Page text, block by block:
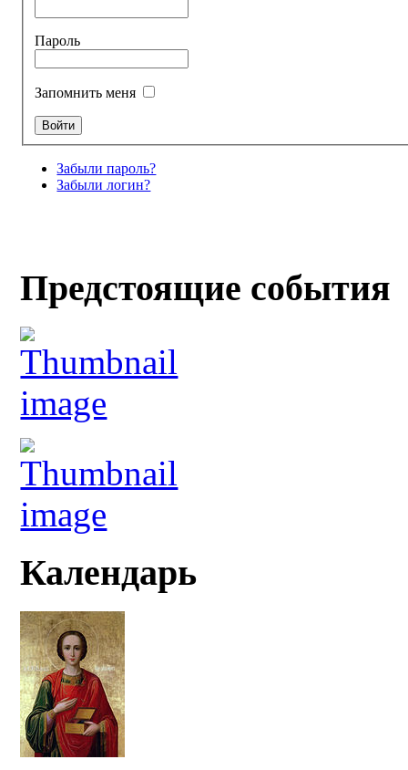
Пароль
Запомнить меня
Забыли пароль?
Забыли логин?
Предстоящие события
Календарь